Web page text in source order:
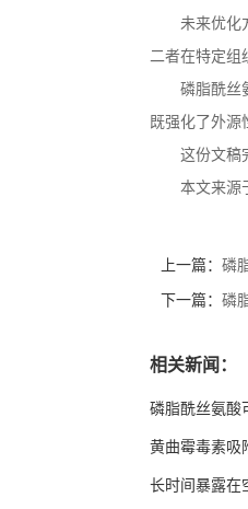
未来优化
二者在特定组
磷脂酰丝
既强化了外源
这份文稿
本文来源
上一篇： 磷
下一篇： 磷
相关新闻：
磷脂酰丝氨酸
黄曲霉毒素吸
长时间暴露在